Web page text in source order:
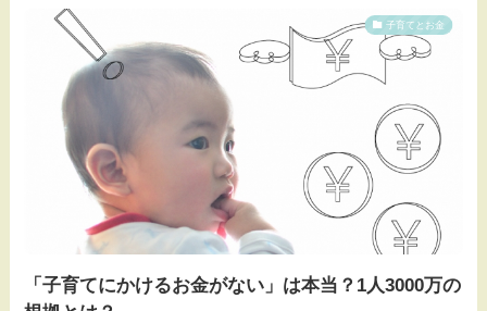
子育てとお金
「子育てにかけるお金がない」は本当？1人3000万の